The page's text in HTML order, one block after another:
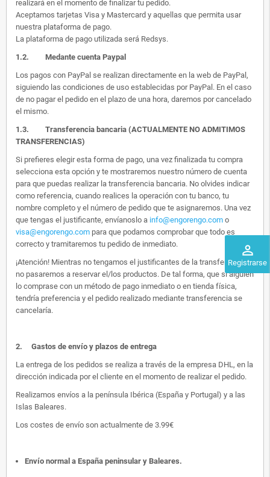
perm_identity
Registrarse
realizará en el momento de finalizar tu pedido.
Aceptamos tarjetas Visa y Mastercard y aquellas que permita usar
nuestra plataforma de pago.
La plataforma de pago utilizada será Redsys.
1.2. Medante cuenta Paypal
Los pagos con PayPal se realizan directamente en la web de PayPal,
siguiendo las condiciones de uso establecidas por PayPal. En el caso
de no pagar el pedido en el plazo de una hora, daremos por cancelado
el mismo.
1.3. Transferencia bancaria (ACTUALMENTE NO ADMITIMOS
TRANSFERENCIAS)
Si prefieres elegir esta forma de pago, una vez finalizada tu compra
selecciona esta opción y te mostraremos nuestro número de cuenta
para que puedas realizar la transferencia bancaria. No olvides indicar
como referencia, cuando realices la operación con tu banco, tu
nombre completo y el número de pedido que te asignaremos. Una vez
que tengas el justificante, envíanoslo a info@engorengo.com o
visa@engorengo.com para que podamos comprobar que todo es
correcto y tramitaremos tu pedido de inmediato.
¡Atención! Mientras no tengamos el justificantes de la transferencia,
no pasaremos a reservar el/los productos. De tal forma, que si alguien
lo comprase con un método de pago inmediato o en tienda física,
tendría preferencia y el pedido realizado mediante transferencia se
cancelaría.
2. Gastos de envío y plazos de entrega
La entrega de los pedidos se realiza a través de la empresa DHL, en la
dirección indicada por el cliente en el momento de realizar el pedido.
Realizamos envíos a la península Ibérica (España y Portugal) y a las
Islas Baleares.
Los costes de envío son actualmente de 3.99€
Envío normal a España peninsular y Baleares.